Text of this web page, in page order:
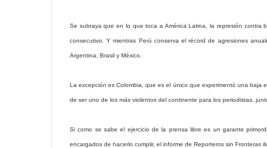
Se subraya que en lo que toca a América Latina, la represión contra
consecutivo. Y mientras Perú conserva el récord de agresiones
Argentina, Brasil y México.
La excepción es Colombia, que es el único que experimentó una baja
de ser uno de los más violentos del continente para los periodistas,
Si como se sabe el ejercicio de la prensa libre es un garante
encargados de hacerlo cumplir, el informe de Reporteros sin Fronteras